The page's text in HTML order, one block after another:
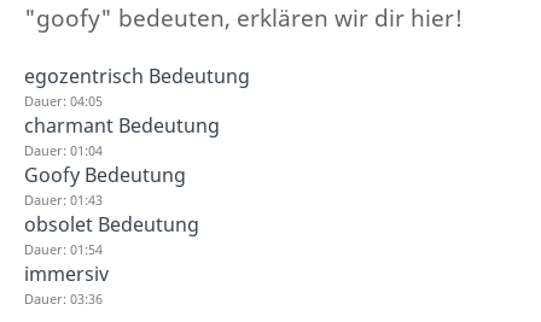
"goofy" bedeuten, erklären wir dir hier!
egozentrisch Bedeutung
Dauer: 04:05
charmant Bedeutung
Dauer: 01:04
Goofy Bedeutung
Dauer: 01:43
obsolet Bedeutung
Dauer: 01:54
immersiv
Dauer: 03:36